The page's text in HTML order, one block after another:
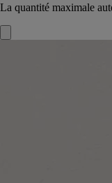
La quantité maximale